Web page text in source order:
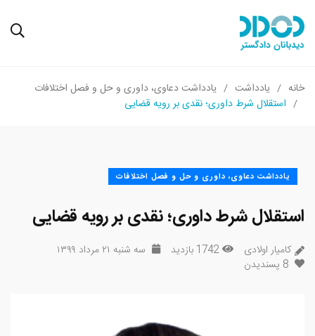
خانه یادداشت
یادداشت دعاوی، داوری و حل و فصل اختلافات
استقلال شرط داوری؛ نقدی بر رویه قضایی
یادداشت دعاوی، داوری و حل و فصل اختلافات
استقلال شرط داوری؛ نقدی بر رویه قضایی
کامیار اولادی 1742 بازدید
سه شنبه ۲۱ مرداد ۱۳۹۹
8 پسندیدن